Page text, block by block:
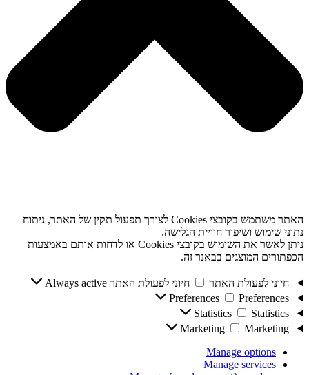
האתר משתמש בקובצי Cookies לצורך תפעול תקין של האתר, ניתוח
נתוני שימוש ושיפור חוויית הגלישה.
ניתן לאשר את השימוש בקובצי Cookies או לדחות אותם באמצעות
הכפתורים המוצגים בבאנר זה.
חיוני לפעולת האתר חיוני לפעולת האתר Always active
Preferences
Preferences
Statistics
Statistics
Marketing
Marketing
Manage options
Manage services